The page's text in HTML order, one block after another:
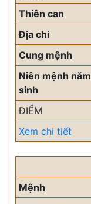
Thiên can
Địa chi
Cung mệnh
Niên mệnh năm
sinh
ĐIỂM
Xem chi tiết
Mệnh